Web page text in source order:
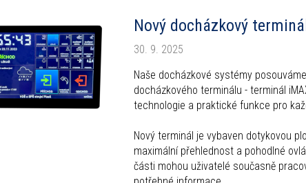
Nový docházkový
30. 9. 2025
Naše docházkové systémy
docházkového terminálu - terminál
technologie a praktické funkce pro
Nový terminál je vybaven dotykovou
maximální přehlednost a pohodlné
části mohou uživatelé současně